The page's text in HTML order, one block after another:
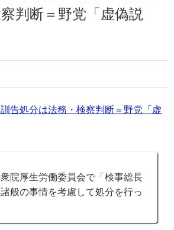
判断＝野党「虚偽説
告処分は法務・検察判断＝野党「虚
院厚生労働委員会で「検事総長
般の事情を考慮して処分を行っ